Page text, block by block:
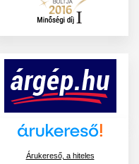
Árukereső, a hiteles